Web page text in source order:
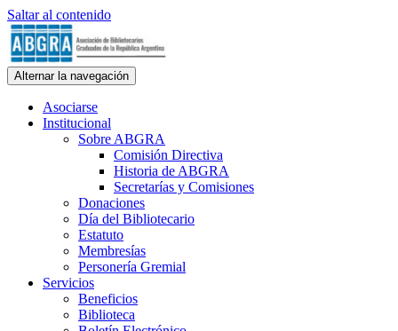
Saltar al contenido
ABGRA
Asociación de Bibliotecarios Graduados de la República Argentina.
Personería Gremial N° 354/60
Alternar la navegación
Asociarse
Institucional
Sobre ABGRA
Comisión Directiva
Historia de ABGRA
Secretarías y Comisiones
Donaciones
Día del Bibliotecario
Estatuto
Membresías
Personería Gremial
Servicios
Beneficios
Biblioteca